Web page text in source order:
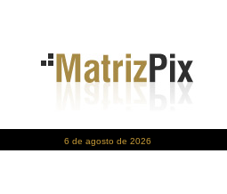
6 de agosto de 2026